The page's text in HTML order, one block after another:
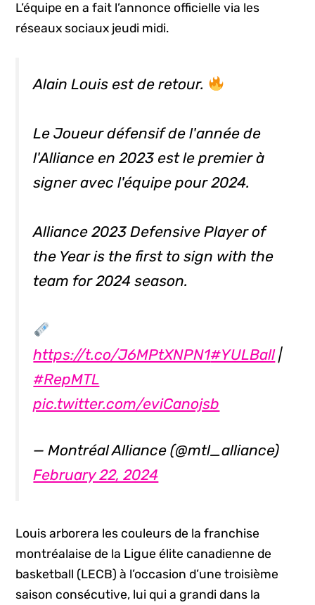
L’équipe en a fait l’annonce officielle via les
réseaux sociaux jeudi midi.
Alain Louis est de retour.
Le Joueur défensif de l'année de
l'Alliance en 2023 est le premier à
signer avec l'équipe pour 2024.
Alliance 2023 Defensive Player of
the Year is the first to sign with the
team for 2024 season.
https://t.co/J6MPtXNPN1#YULBall|
#RepMTL
pic.twitter.com/eviCanojsb
— Montréal Alliance (@mtl_alliance)
February 22, 2024
Louis arborera les couleurs de la franchise
montréalaise de la Ligue élite canadienne de
basketball (LECB) à l’occasion d’une troisième
saison consécutive, lui qui a grandi dans la